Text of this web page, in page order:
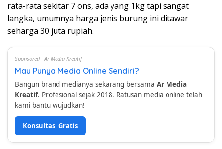
rata-rata sekitar 7 ons, ada yang 1kg tapi sangat
langka, umumnya harga jenis burung ini ditawar
seharga 30 juta rupiah.
Sponsored · Ar Media Kreatif
Mau Punya Media Online Sendiri?
Bangun brand medianya sekarang bersama Ar Media
Kreatif. Profesional sejak 2018. Ratusan media online telah
kami bantu wujudkan!
Konsultasi Gratis